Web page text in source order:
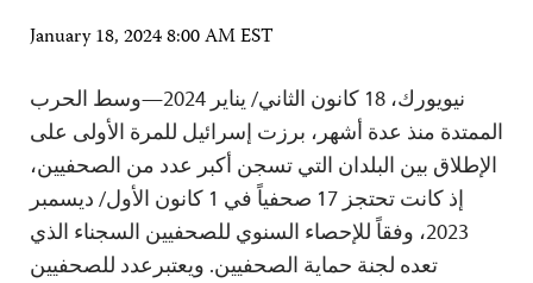
January 18, 2024 8:00 AM EST
نيويورك، 18 كانون الثاني/ يناير 2024—وسط الحرب
الممتدة منذ عدة أشهر، برزت إسرائيل للمرة الأولى على
الإطلاق بين البلدان التي تسجن أكبر عدد من الصحفيين،
إذ كانت تحتجز 17 صحفياً في 1 كانون الأول/ ديسمبر
2023، وفقاً للإحصاء السنوي للصحفيين السجناء الذي
تعده لجنة حماية الصحفيين. ويعتبرعدد للصحفيين